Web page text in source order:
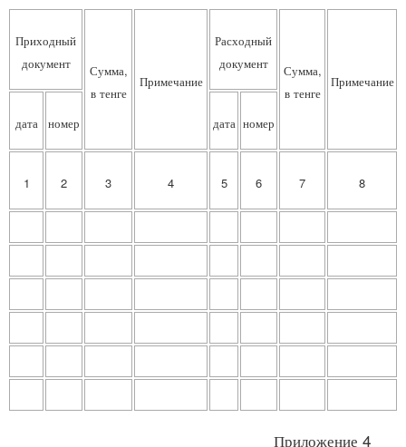
Приходный
документ
Сумма,
в тенге
Примечание
Расходный
документ
Сумма,
в тенге
Примечание
дата номер дата номер
1 2 3 4 5 6 7 8
Приложение 4